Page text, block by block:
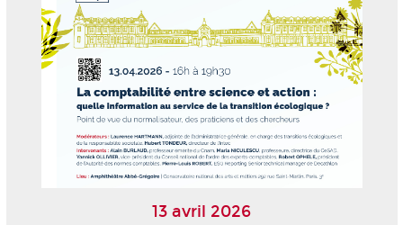
13 avril 2026